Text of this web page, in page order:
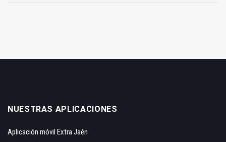
NUESTRAS APLICACIONES
Aplicación móvil Extra Jaén